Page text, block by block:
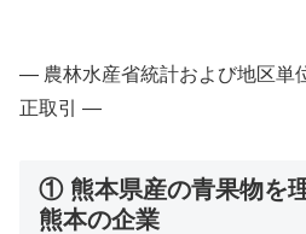
― 農林水産省統計および地区単
正取引 ―
① 熊本県産の青果物を
熊本の企業